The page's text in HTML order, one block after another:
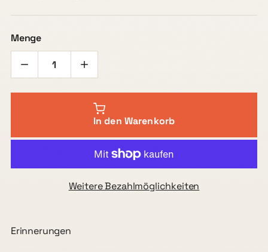
Menge
In den Warenkorb
Weitere Bezahlmöglichkeiten
Erinnerungen